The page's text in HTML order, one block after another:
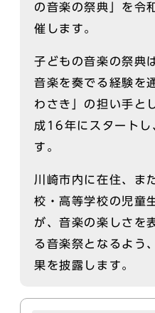
の音楽の祭典」を令
催します。
子どもの音楽の祭典
音楽を奏でる経験を
わさき」の担い手と
成16年にスタート
す。
川崎市内に在住、ま
校・高等学校の児童
が、音楽の楽しさを
る音楽祭となるよう
果を披露します。